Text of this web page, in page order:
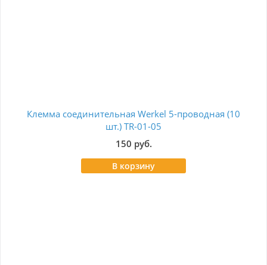
Клемма соединительная Werkel 5-проводная (10
шт.) TR-01-05
150 руб.
В корзину